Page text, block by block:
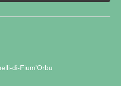
di-Fium'Orbu